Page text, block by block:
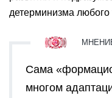
детерминизма любого
Сама
многом